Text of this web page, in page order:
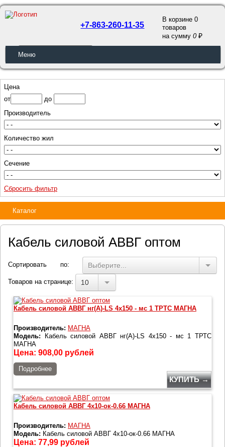
ОБРАТНЫЙ ЗВОНОК
+7-863-260-11-35
В корзине 0
товаров
на сумму0
Меню
Цена
от
до
Производитель
Количество жил
Сечение
Сбросить фильтр
Каталог
Кабель силовой АВВГ оптом
Сортировать по: Выберите...
Товаров на странице: 10
Кабель силовой АВВГ нг(А)-LS 4х150 - мс 1 ТРТС МАГНА
Производитель: МАГНА
Модель: Кабель силовой АВВГ нг(А)-LS 4х150 - мс 1 ТРТС
МАГНА
Цена: 908,00 рублей
Подробнее
КУПИТЬ →
Кабель силовой АВВГ 4х10-ок-0.66 МАГНА
Производитель: МАГНА
Модель: Кабель силовой АВВГ 4х10-ок-0.66 МАГНА
Цена: 77,99 рублей